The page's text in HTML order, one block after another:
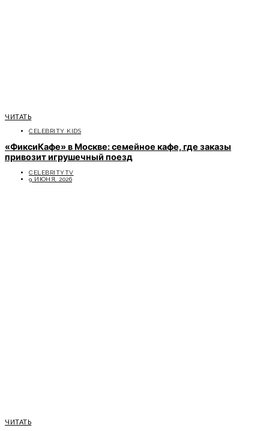
ЧИТАТЬ
CELEBRITY KIDS
«ФиксиКафе» в Москве: семейное кафе, где заказы
привозит игрушечный поезд
CELEBRITYTV
9 ИЮНЯ, 2026
ЧИТАТЬ